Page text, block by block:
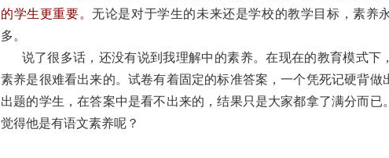
的学生更重要。无论是对于学生的未来还是学校的教学目标，素养
多。
说了很多话，还没有说到我理解中的素养。在现在的教育模式下
素养是很难看出来的。试卷有着固定的标准答案，一个凭死记硬背做
出题的学生，在答案中是看不出来的，结果只是大家都拿了满分而已
觉得他是有语文素养呢？